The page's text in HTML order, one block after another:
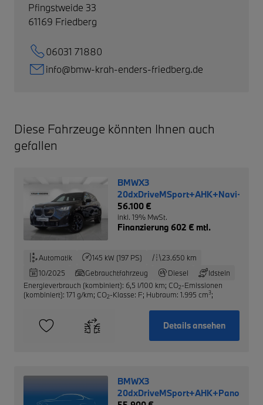
Pfingstweide 33
61169 Friedberg
06031 71880
info@bmw-krah-enders-friedberg.de
Diese Fahrzeuge könnten Ihnen auch
gefallen
BMWX3
56.100 €
inkl. 19% MwSt.
Finanzierung 602 € mtl.
Automatik 145 kW (197 PS)
23.650 km
10/2025
Gebrauchtfahrzeug Diesel
Idstein
Energieverbrauch (kombiniert): 6,5 l/100 km; CO2-Emissionen
(kombiniert): 171 g/km; CO2-Klasse: F; Hubraum: 1.995 cm3;
Details ansehen
BMWX3